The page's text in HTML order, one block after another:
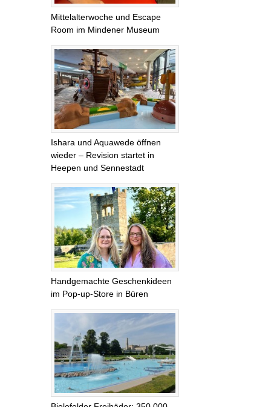
Mittelalterwoche und Escape
Room im Mindener Museum
Ishara und Aquawede öffnen
wieder – Revision startet in
Heepen und Sennestadt
Handgemachte Geschenkideen
im Pop-up-Store in Büren